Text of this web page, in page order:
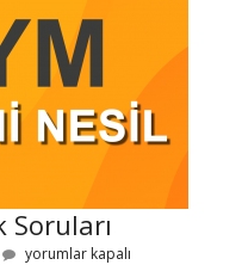
Soruları
yorumlar kapalı